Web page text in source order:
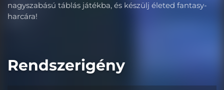
nagyszabású táblás játékba, és készülj életed fantasy-
harcára!
Rendszerigény